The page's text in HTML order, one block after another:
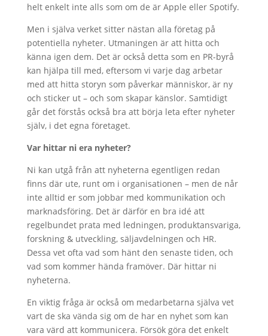
helt enkelt inte alls som om de är Apple eller Spotify.
Men i själva verket sitter nästan alla företag på
potentiella nyheter. Utmaningen är att hitta och
känna igen dem. Det är också detta som en PR-byrå
kan hjälpa till med, eftersom vi varje dag arbetar
med att hitta storyn som påverkar människor, är ny
och sticker ut – och som skapar känslor. Samtidigt
går det förstås också bra att börja leta efter nyheter
själv, i det egna företaget.
Var hittar ni era nyheter?
Ni kan utgå från att nyheterna egentligen redan
finns där ute, runt om i organisationen – men de når
inte alltid er som jobbar med kommunikation och
marknadsföring. Det är därför en bra idé att
regelbundet prata med ledningen, produktansvariga,
forskning & utveckling, säljavdelningen och HR.
Dessa vet ofta vad som hänt den senaste tiden, och
vad som kommer hända framöver. Där hittar ni
nyheterna.
En viktig fråga är också om medarbetarna själva vet
vart de ska vända sig om de har en nyhet som kan
vara värd att kommunicera. Försök göra det enkelt